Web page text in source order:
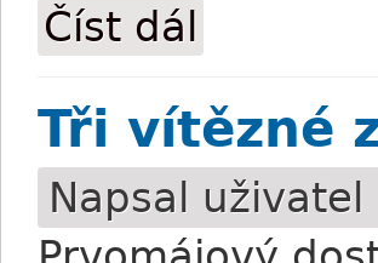
Číst dál
Tři vítězné
Napsal uživatel